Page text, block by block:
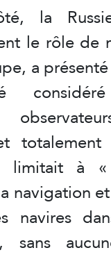
la
le rôle de
a
totalement
limitait à
navigation
navires
sans